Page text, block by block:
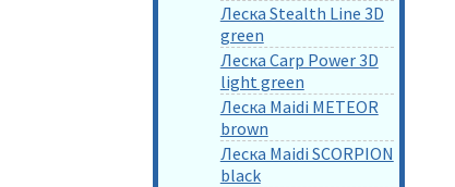
Леска Stealth Line 3D
green
Леска Carp Power 3D
light green
Леска Maidi METEOR
brown
Леска Maidi SCORPION
black